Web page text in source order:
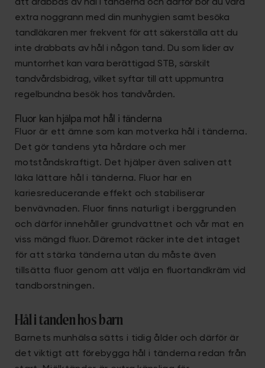
att drabbas av hål i tänderna och därför bör du vara
extra noggrann med din munhygien samt besöka
tandläkaren mer frekvent för att säkerställa att du
inte drabbats av hål i någon tand. Du som lider av
muntorrhet kan vara berättigad STB, särskilt
tandvårdsbidrag, vilket syftar till att uppmuntra
regelbundna besök hos tandvården.
Fluor kan hjälpa mot hål i tänderna
Fluor är ett ämne som kan motverka hål i tänderna.
Det gör tandens yta hårdare och mer
motståndskraftigt. Det hjälper även saliven att
läka lättare hål i tänderna. Fluor har en
kariesreducerande effekt och stabiliserar
benvävnaden. Fluor finns naturligt i berggrunden
och därför innehåller grundvattnet och vår mat en
viss mängd fluor. Däremot räcker inte det intaget
för att stärka tänderna utan du måste även
tillsätta fluor genom att välja en fluortandkräm vid
tandborstningen.
Hål i tanden hos barn
Barnets munhälsa sätts i tidig ålder och därför är
det viktigt att förebygga hål i tänderna redan från